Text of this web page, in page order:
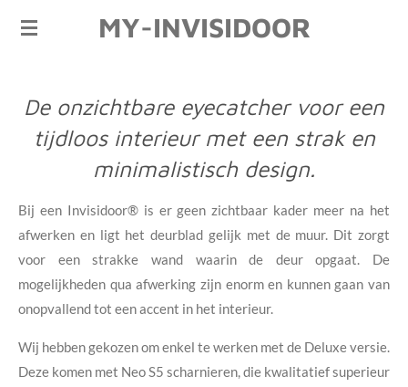
Ga
hoofdinhoud
MY-INVISIDOOR
De onzichtbare eyecatcher voor een
tijdloos interieur met een strak en
minimalistisch design.
Bij een Invisidoor® is er geen zichtbaar kader meer na het
afwerken en ligt het deurblad gelijk met de muur. Dit zorgt
voor een strakke wand waarin de deur opgaat. De
mogelijkheden qua afwerking zijn enorm en kunnen gaan van
onopvallend tot een accent in het interieur.
Wij hebben gekozen om enkel te werken met de Deluxe versie.
Deze komen met Neo S5 scharnieren, die kwalitatief superieur